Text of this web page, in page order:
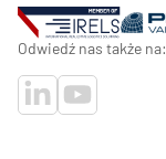
Odwiedź nas także na: